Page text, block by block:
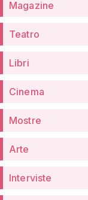
Magazine
Teatro
Libri
Cinema
Mostre
Arte
Interviste